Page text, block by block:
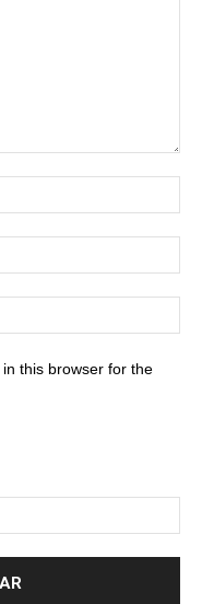
this browser for the